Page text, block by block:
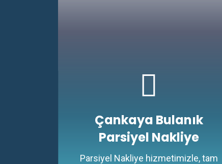
Çankaya Bulanık
Parsiyel Nakliye
Parsiyel Nakliye hizmetimizle, tam